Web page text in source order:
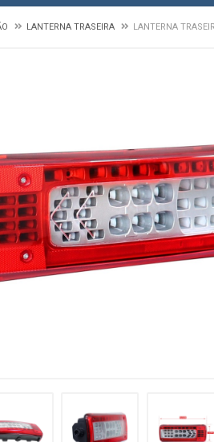
LANTERNA TRASEIRA LANTERNA